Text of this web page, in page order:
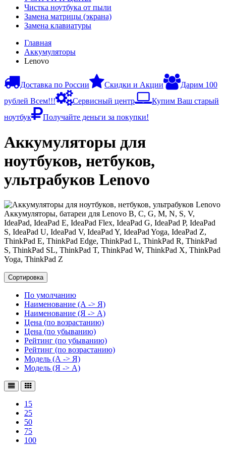
Чистка ноутбука от пыли
Замена матрицы (экрана)
Замена клавиатуры
Главная
Аккумуляторы
Lenovo
Доставка по России Скидки и Акции
Дарим 100
рублей Всем!!!
Сервисный центр
Купим Ваш старый
ноутбук
Получайте деньги за покупки!
Аккумуляторы для
ноутбуков, нетбуков,
ультрабуков Lenovo
Аккумуляторы, батареи для Lenovo B, C, G, M, N, S, V,
IdeaPad, IdeaPad E, IdeaPad Flex, IdeaPad G, IdeaPad P, IdeaPad
S, IdeaPad U, IdeaPad V, IdeaPad Y, IdeaPad Yoga, IdeaPad Z,
ThinkPad E, ThinkPad Edge, ThinkPad L, ThinkPad R, ThinkPad
S, ThinkPad SL, ThinkPad T, ThinkPad W, ThinkPad X, ThinkPad
Yoga, ThinkPad Z
Сортировка
По умолчанию
Наименование (А -> Я)
Наименование (Я -> А)
Цена (по возрастанию)
Цена (по убыванию)
Рейтинг (по убыванию)
Рейтинг (по возрастанию)
Модель (А -> Я)
Модель (Я -> А)
15
25
50
75
100